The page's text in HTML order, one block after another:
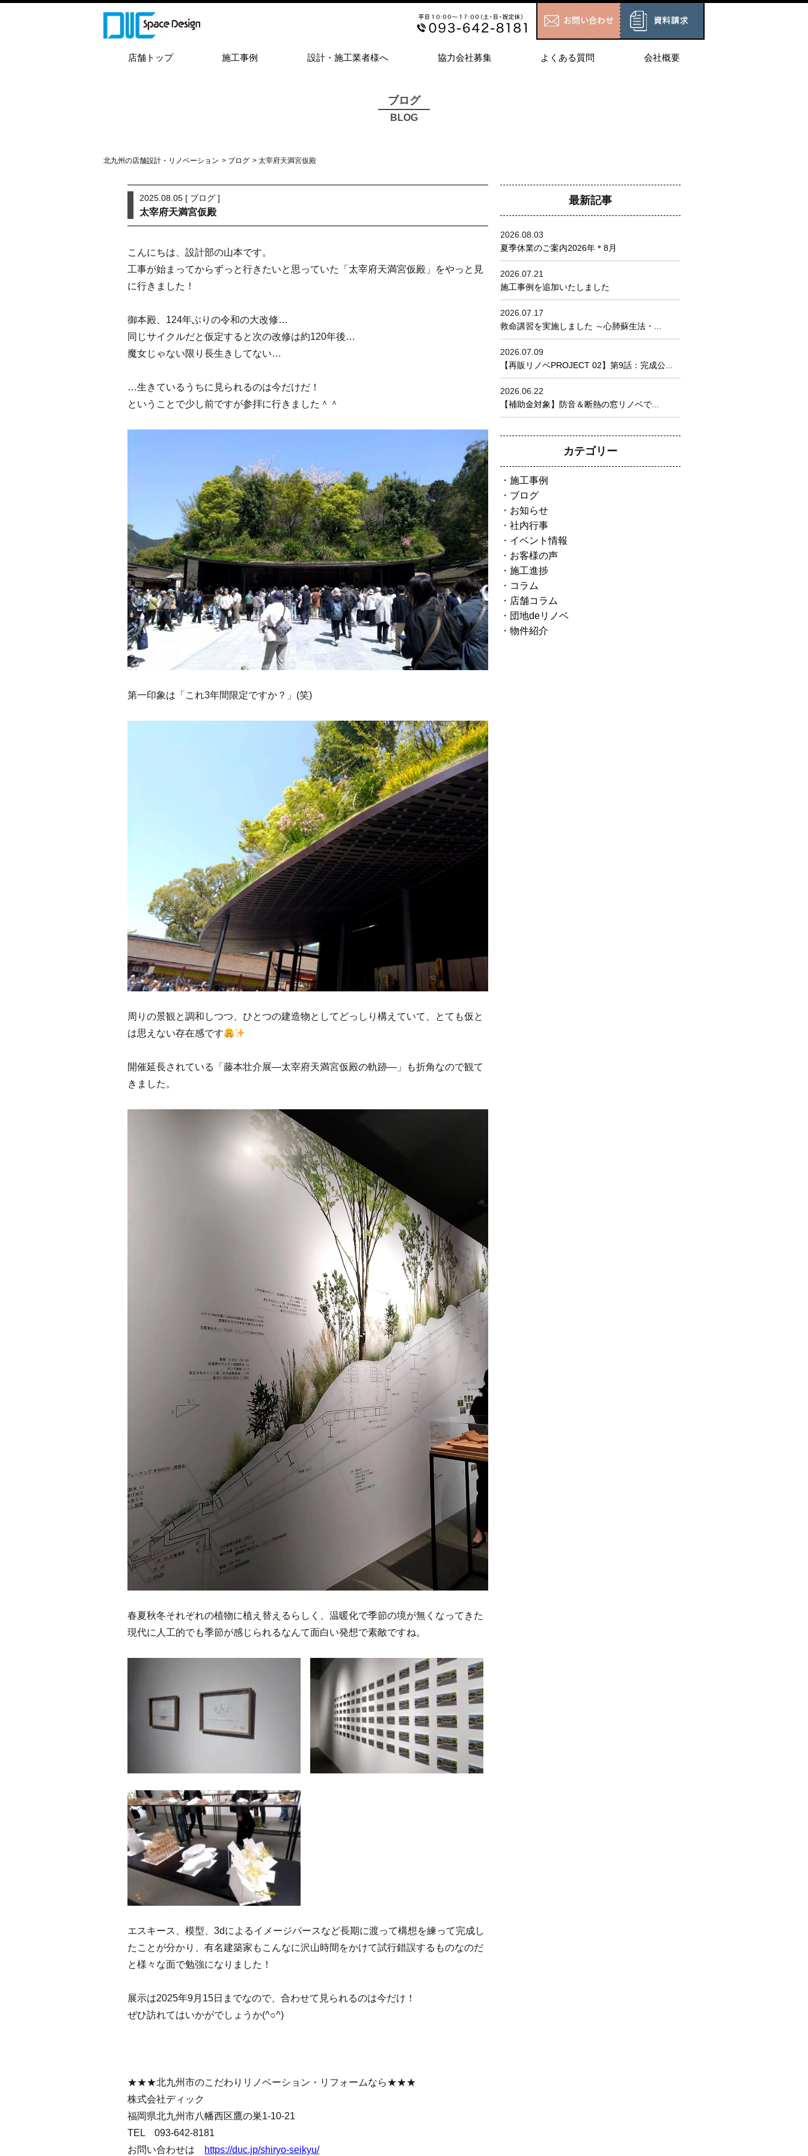
店舗トップ 施工事例 設計・施工業者様へ 協力会社募集 よくある質問 会社概要
ブログ
BLOG
北九州の店舗設計・リノベーション > ブログ > 太宰府天満宮仮殿
2025.08.05 [ ブログ ]
太宰府天満宮仮殿
こんにちは、設計部の山本です。
工事が始まってからずっと行きたいと思っていた「太宰府天満宮仮殿」をやっと見
に行きました！
御本殿、124年ぶりの令和の大改修…
同じサイクルだと仮定すると次の改修は約120年後…
魔女じゃない限り長生きしてない…
…生きているうちに見られるのは今だけだ！
ということで少し前ですが参拝に行きました＾＾
第一印象は「これ3年間限定ですか？」(笑)
周りの景観と調和しつつ、ひとつの建造物としてどっしり構えていて、とても仮と
は思えない存在感です
開催延長されている「藤本壮介展―太宰府天満宮仮殿の軌跡―」も折角なので観て
きました。
春夏秋冬それぞれの植物に植え替えるらしく、温暖化で季節の境が無くなってきた
現代に人工的でも季節が感じられるなんて面白い発想で素敵ですね。
エスキース、模型、3dによるイメージパースなど長期に渡って構想を練って完成し
たことが分かり、有名建築家もこんなに沢山時間をかけて試行錯誤するものなのだ
と様々な面で勉強になりました！
展示は2025年9月15日までなので、合わせて見られるのは今だけ！
ぜひ訪れてはいかがでしょうか(^○^)
★★★北九州市のこだわりリノベーション・リフォームなら★★★
株式会社ディック
福岡県北九州市八幡西区鷹の巣1-10-21
TEL 093-642-8181
お問い合わせは
https://duc.jp/shiryo-seikyu/
最新記事
2026.08.03
夏季休業のご案内2026年＊8月
2026.07.21
施工事例を追加いたしました
2026.07.17
救命講習を実施しました ～心肺蘇生法・...
2026.07.09
【再販リノベPROJECT 02】第9話：完成公...
2026.06.22
【補助金対象】防音＆断熱の窓リノベで...
カテゴリー
施工事例
ブログ
お知らせ
社内行事
イベント情報
お客様の声
施工進捗
コラム
店舗コラム
団地deリノベ
物件紹介